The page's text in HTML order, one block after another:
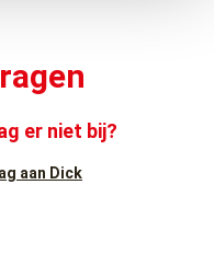
er niet bij?
aan Dick